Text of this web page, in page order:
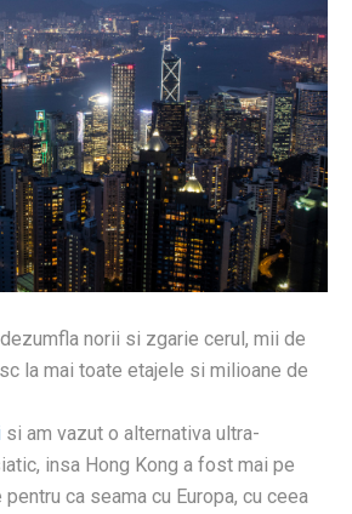
norii si zgarie cerul, mii de
la mai toate etajele si milioane de
si am vazut o alternativa ultra-
insa Hong Kong a fost mai pe
ca seama cu Europa, cu ceea